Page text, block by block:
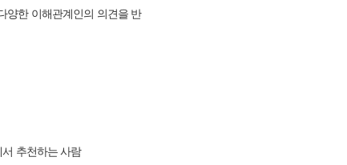
양한 이해관계인의 의견을 반
추천하는 사람